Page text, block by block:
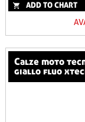
ADD TO CHART
calze moto tecniche sportive invernali nere e
giallo fluo